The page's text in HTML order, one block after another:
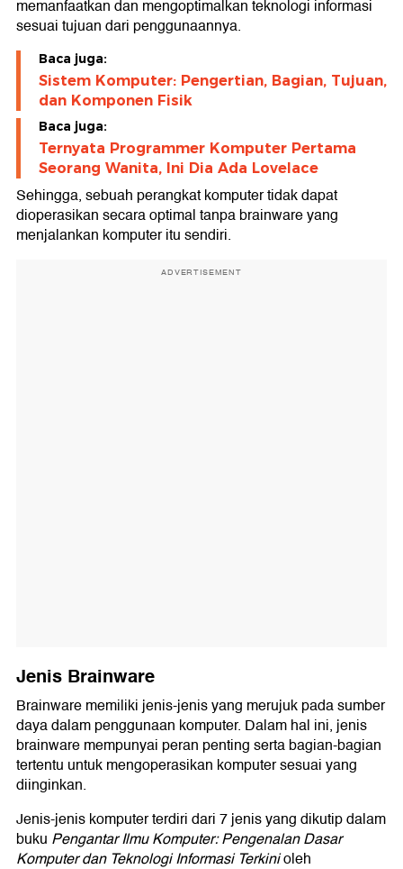
memanfaatkan dan mengoptimalkan teknologi informasi
sesuai tujuan dari penggunaannya.
Baca juga:
Sistem Komputer: Pengertian, Bagian, Tujuan,
dan Komponen Fisik
Baca juga:
Ternyata Programmer Komputer Pertama
Seorang Wanita, Ini Dia Ada Lovelace
Sehingga, sebuah perangkat komputer tidak dapat
dioperasikan secara optimal tanpa brainware yang
menjalankan komputer itu sendiri.
ADVERTISEMENT
Jenis Brainware
Brainware memiliki jenis-jenis yang merujuk pada sumber
daya dalam penggunaan komputer. Dalam hal ini, jenis
brainware mempunyai peran penting serta bagian-bagian
tertentu untuk mengoperasikan komputer sesuai yang
diinginkan.
Jenis-jenis komputer terdiri dari 7 jenis yang dikutip dalam
buku Pengantar Ilmu Komputer: Pengenalan Dasar
Komputer dan Teknologi Informasi Terkinioleh